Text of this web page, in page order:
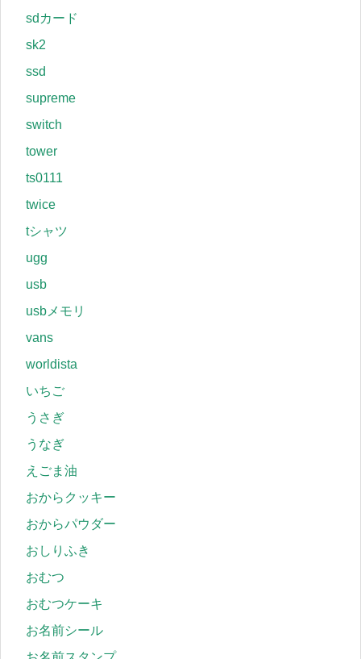
sdカード
sk2
ssd
supreme
switch
tower
ts0111
twice
tシャツ
ugg
usb
usbメモリ
vans
worldista
いちご
うさぎ
うなぎ
えごま油
おからクッキー
おからパウダー
おしりふき
おむつ
おむつケーキ
お名前シール